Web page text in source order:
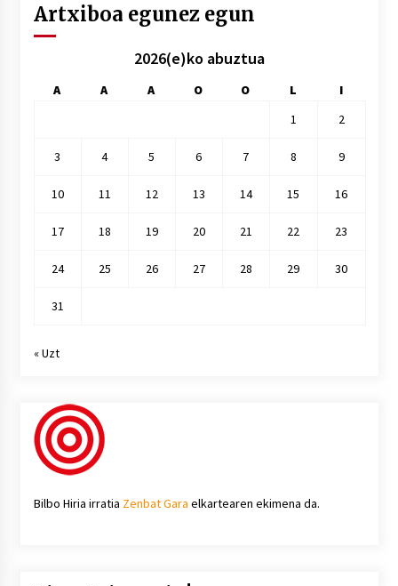
Artxiboa egunez egun
2026(e)ko abuztua
A A A O O L
I
1
2
3 4 5 6 7 8 9
10 11 12 13 14 15 16
17 18 19 20 21 22 23
24 25 26 27 28 29 30
31
« Uzt
Bilbo Hiria irratia Zenbat Gara elkartearen ekimena da.